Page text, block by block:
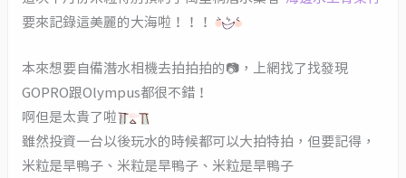
要來記錄這美麗的大海啦！！！
本來想要自備潛水相機去拍拍拍的📷，上網找了找發現
GOPRO跟Olympus都很不錯！
啊但是太貴了啦
雖然投資一台以後玩水的時候都可以大拍特拍，但要記得，
米粒是旱鴨子、米粒是旱鴨子、米粒是旱鴨子